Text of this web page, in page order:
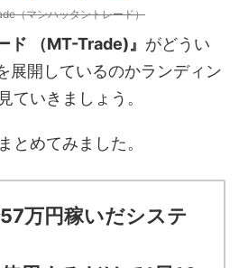
（マンハッタントレード）
ド （MT-Trade)』 がどうい
展開しているのかランディン
ていきましょう。
とめてみました。
万円稼いだシステ